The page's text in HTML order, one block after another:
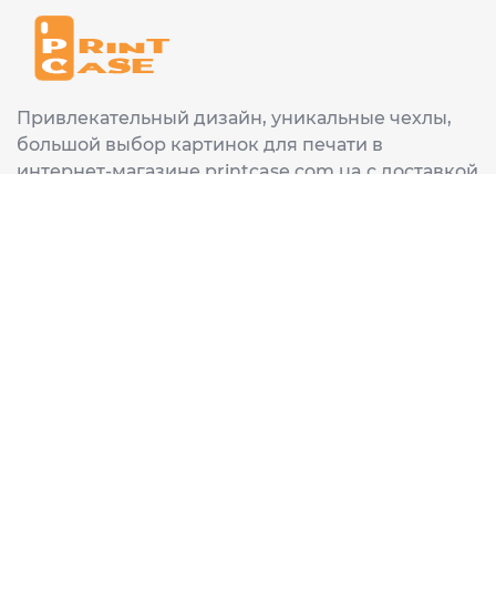
Привлекательный дизайн, уникальные чехлы,
большой выбор картинок для печати в
интернет-магазине printcase.com.ua с доставкой